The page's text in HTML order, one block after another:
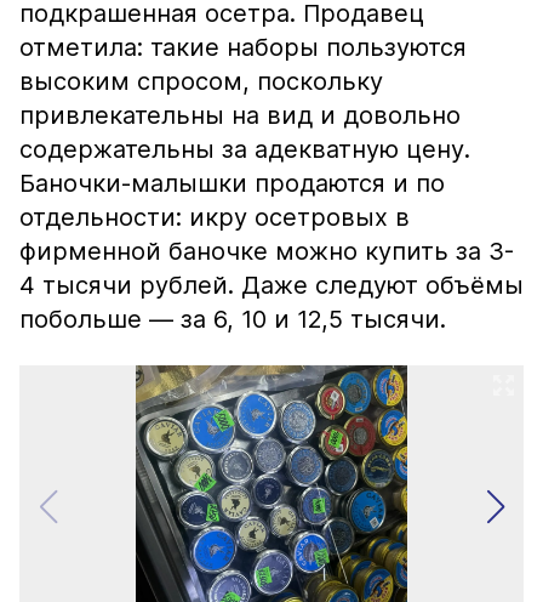
подкрашенная осетра. Продавец
отметила: такие наборы пользуются
высоким спросом, поскольку
привлекательны на вид и довольно
содержательны за адекватную цену.
Баночки-малышки продаются и по
отдельности: икру осетровых в
фирменной баночке можно купить за 3-
4 тысячи рублей. Даже следуют объёмы
побольше — за 6, 10 и 12,5 тысячи.